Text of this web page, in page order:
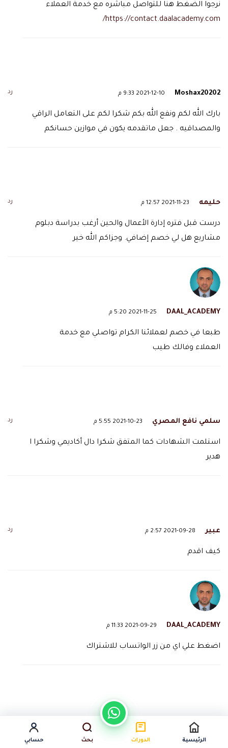
نرجوا الضغط هنا للتواصل مباشره مع خدمة العملاء
https://contact.daalacademy.com/
Moshax20202 2021-12-10 9:33 م رد
بارك الله لكم ونفع الله بكم شكرا لكم على التعامل الراقي
والمصداقيه . جعل ماتقدمه يكون في موازين حسانكم
حليمه 2021-11-23 12:57 م رد
درست قبل فتره إدارة الأعمال والحين أرغب بدراسة دبلوم
مشاريع هل لي خصم إضافي. وجزاكم الله خير
DAAL_ACADEMY 2021-11-25 5:20 م
طبعا في خصم لعملائنا الكرام تواصلي مع خدمة
العملاء وفالك طيب
سلمي نافع المصري 2021-10-23 5:55 م رد
استلمت الشهادات كما المتفق شكرا دال أكاديمي وشكرا ا
هدير
عبير 2021-09-28 2:57 م رد
كيف اقدم
DAAL_ACADEMY 2021-09-29 11:33 م
اضغط علي اي من زر الواتساب للاشتراك
موزه حمد الشامسي 2021-09-23 1:32 م
شهاداتكم وصلتني
الرئيسية الدورات بحث حسابي